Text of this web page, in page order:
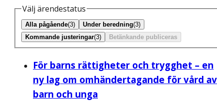
Välj ärendestatus
Alla pågående(3) Under beredning(3)
Kommande justeringar(3) Betänkande publiceras
För barns rättigheter och trygghet – en
ny lag om omhändertagande för vård av
barn och unga